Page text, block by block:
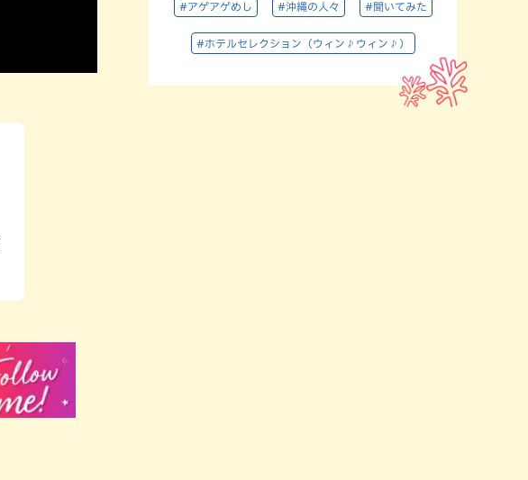
#アゲアゲめし #沖縄の人々 #聞いてみた
#ホテルセレクション（ウィン♪ウィン♪）